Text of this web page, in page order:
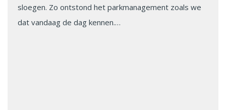
sloegen. Zo ontstond het parkmanagement zoals we
dat vandaag de dag kennen.…